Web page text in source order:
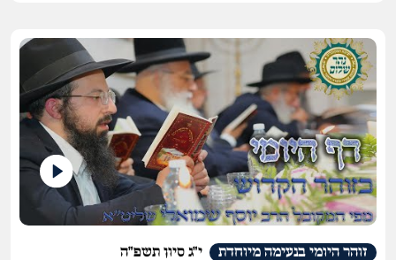
י"ג סיון תשפ"ה זוהר היומי בנעימה מיוחדת